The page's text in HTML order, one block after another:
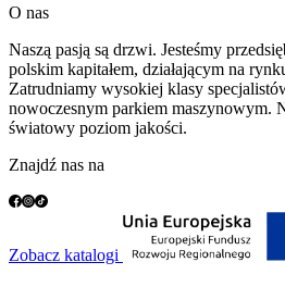
O nas
Naszą pasją są drzwi. Jesteśmy
polskim kapitałem, działającym na
Zatrudniamy wysokiej klasy
nowoczesnym parkiem maszynowym.
światowy poziom jakości.
Znajdź nas na
Zobacz katalogi